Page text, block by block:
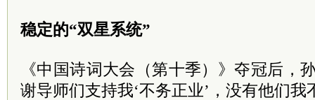
稳定的“双星系统”
《中国诗词大会（第十季）》夺冠后，
谢导师们支持我‘不务正业’，没有他们我